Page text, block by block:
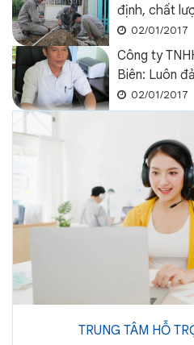
định, chất
02/01/2017
Công ty
Biên: Luôn
02/01/2017
TRUNG TÂM HỖ